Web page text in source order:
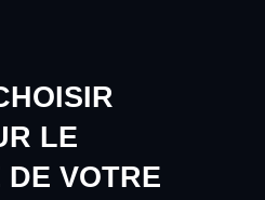
LE
DE VOTRE